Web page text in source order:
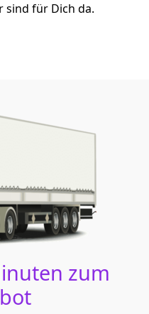
sind für Dich da.
zum